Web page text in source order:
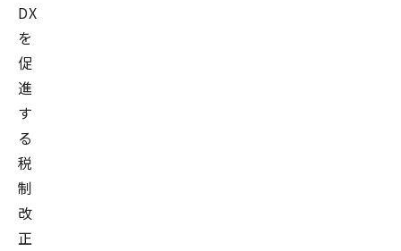
DX
を
促
進
す
る
税
制
改
正